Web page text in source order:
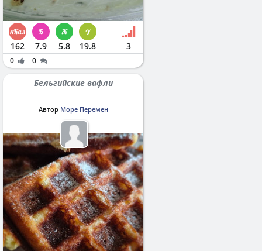
162 7.9 5.8 19.8 3
0 0
Бельгийские вафли
Автор Море Перемен